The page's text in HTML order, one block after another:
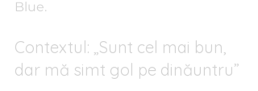
Blue.
Contextul: „Sunt cel mai bun,
dar mă simt gol pe dinăuntru”